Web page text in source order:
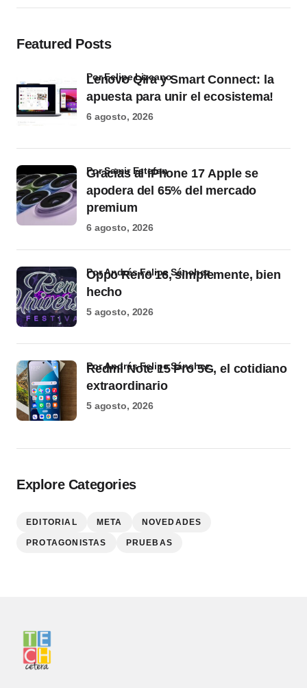
Featured Posts
Lenovo Qira y Smart Connect: la
apuesta para unir el ecosistema!
por Felipe Lizcano
6 agosto, 2026
Gracias al iPhone 17 Apple se
apodera del 65% del mercado
premium
por Samir Estefan
6 agosto, 2026
Oppo Reno 16, simplemente, bien
hecho
por Andrés Felipe Sánchez
5 agosto, 2026
Redmi Note 15 Pro 5G, el cotidiano
extraordinario
por Andrés Felipe Sánchez
5 agosto, 2026
Explore Categories
EDITORIAL META NOVEDADES
PROTAGONISTAS PRUEBAS